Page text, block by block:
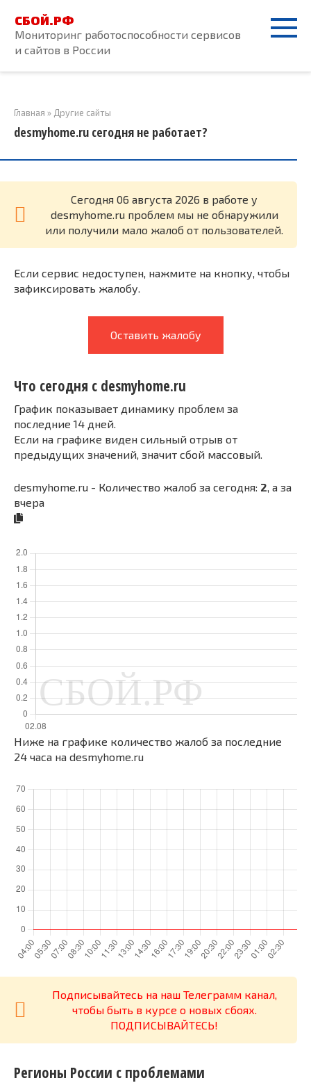
контенту
СБОЙ.РФ
Мониторинг работоспособности сервисов
и сайтов в России
Главная » Другие сайты
desmyhome.ru сегодня не работает?
Cегодня 06 августа 2026 в работе у
desmyhome.ru проблем мы не обнаружили
или получили мало жалоб от пользователей.
Если сервис недоступен, нажмите на кнопку, чтобы
зафиксировать жалобу.
Оставить жалобу
Что сегодня с desmyhome.ru
График показывает динамику проблем за
последние 14 дней.
Если на графике виден сильный отрыв от
предыдущих значений, значит сбой массовый.
desmyhome.ru - Количество жалоб за сегодня: 2 , а за
вчера
Ниже на графике количество жалоб за последние
24 часа на desmyhome.ru
Подписывайтесь на наш Телеграмм канал,
чтобы быть в курсе о новых сбоях.
ПОДПИСЫВАЙТЕСЬ!
Регионы России с проблемами